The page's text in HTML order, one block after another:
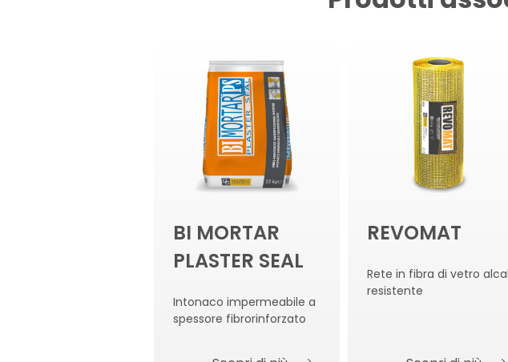
BI MORTAR
PLASTER SEAL
Intonaco impermeabile a
spessore fibrorinforzato
REVOMAT
Rete in fibra di vetro
resistente